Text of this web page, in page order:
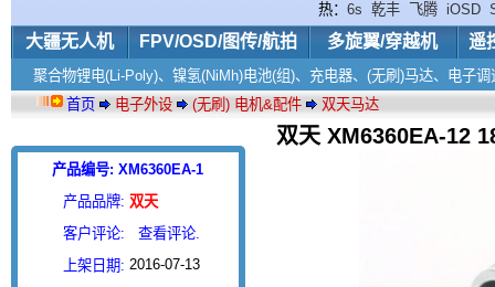
热： 6s 乾丰 飞腾 iOSD
大疆无人机 FPV/OSD/图传/航拍 多旋翼/穿越机 遥
聚合物锂电(Li-Poly)、镍氢(NiMh)电池(组)、充电器、(无刷)马达、电子
首页
电子外设 (无刷) 电机&配件 双天马达
产品编号: XM6360EA-1
产品品牌: 双天
客户评论:
查看评论.
上架日期: 2016-07-13
双天 XM6360EA-12